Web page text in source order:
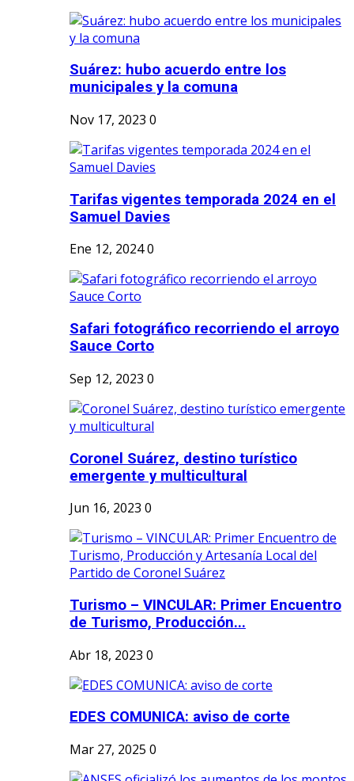
Suárez: hubo acuerdo entre los
municipales y la comuna
Nov 17, 2023 0
Tarifas vigentes temporada 2024 en el
Samuel Davies
Ene 12, 20240
Safari fotográfico recorriendo el arroyo
Sauce Corto
Sep 12, 2023 0
Coronel Suárez, destino turístico
emergente y multicultural
Jun 16, 2023 0
Turismo – VINCULAR: Primer Encuentro
de Turismo, Producción...
Abr 18, 2023 0
EDES COMUNICA: aviso de corte
Mar 27, 2025 0